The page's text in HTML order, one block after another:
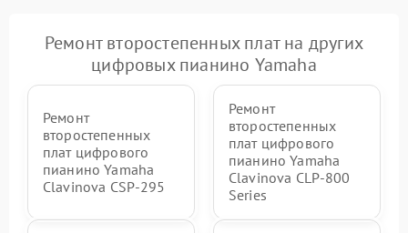
Ремонт второстепенных плат на других
цифровых пианино Yamaha
Ремонт
второстепенных
плат цифрового
пианино Yamaha
Clavinova CSP-295
Ремонт
второстепенных
плат цифрового
пианино Yamaha
Clavinova CLP-800
Series